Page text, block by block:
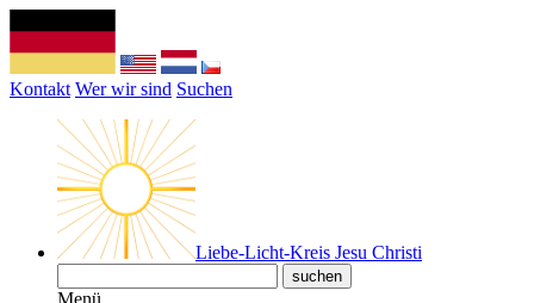
Kontakt Wer wir sind Suchen
Liebe-Licht-Kreis Jesu Christi
Menü